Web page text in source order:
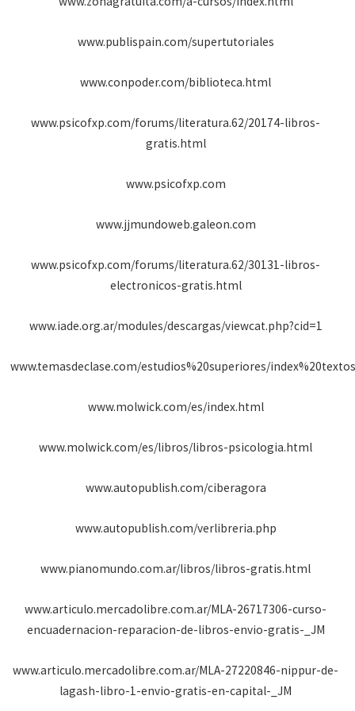
www.publispain.com/supertutoriales
www.conpoder.com/biblioteca.html
www.psicofxp.com/forums/literatura.62/20174-libros-
gratis.html
www.psicofxp.com
www.jjmundoweb.galeon.com
www.psicofxp.com/forums/literatura.62/30131-libros-
electronicos-gratis.html
www.iade.org.ar/modules/descargas/viewcat.php?cid=1
www.temasdeclase.com/estudios%20superiores/
www.molwick.com/es/index.html
www.molwick.com/es/libros/libros-psicologia.html
www.autopublish.com/ciberagora
www.autopublish.com/verlibreria.php
www.pianomundo.com.ar/libros/libros-gratis.html
www.articulo.mercadolibre.com.ar/MLA-26717306-curso-
encuadernacion-reparacion-de-libros-envio-gratis-_JM
www.articulo.mercadolibre.com.ar/MLA-27220846-nippur-de-
lagash-libro-1-envio-gratis-en-capital-_JM